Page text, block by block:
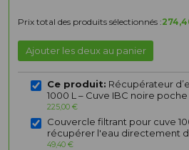
Prix total des produits sélectionnés :
Ajouter les deux au panier
Ce produit: Récupérateur
1000 L – Cuve IBC noire
225,00 €
Couvercle filtrant pour cuve
récupérer l'eau directement
49,40 €